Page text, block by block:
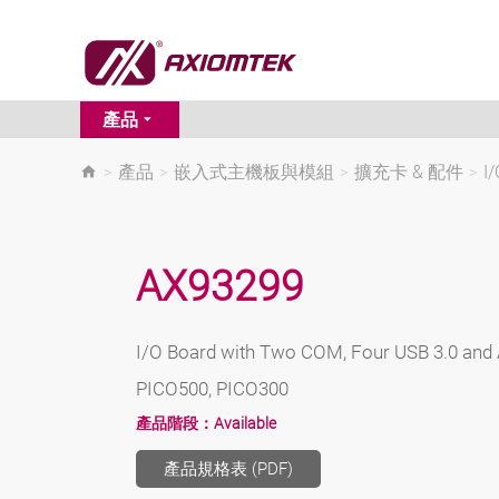
產品
> 產品 > 嵌入式主機板與模組 > 擴充卡 & 配件 >
AX93299
I/O Board with Two COM, Four USB 3.0
PICO500, PICO300
產品階段： Available
產品規格表 (PDF)